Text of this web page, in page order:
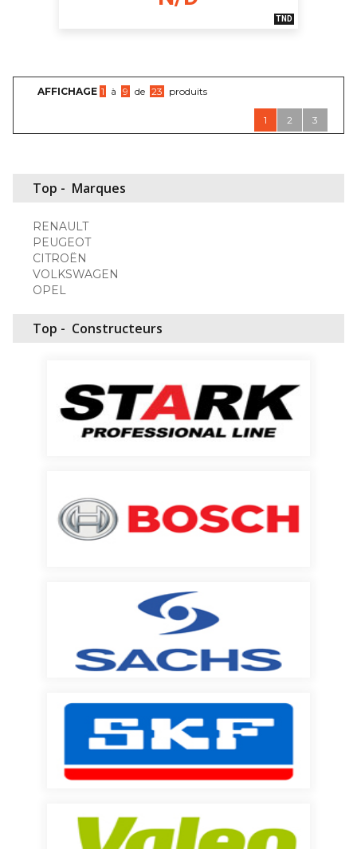
TND
AFFICHAGE 1 à 9 de 23 produits
1 2 3
Top - Marques
RENAULT
PEUGEOT
CITROËN
VOLKSWAGEN
OPEL
Top - Constructeurs